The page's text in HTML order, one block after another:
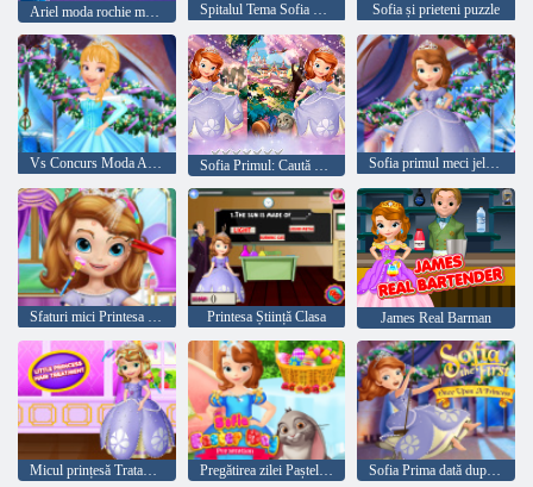
Ariel moda rochie magazin Spitalul Tema Sofia Crazy Sofia și prieteni puzzle
Vs Concurs Moda Amber Sofia Sofia primul meci jeleu de
Sfaturi mici Printesa Frumusete Printesa Știință Clasa James Real Barman
Micul prințesă Tratamentul părului Pregătirea zilei Paștelui de la Sofia Sofia Prima dată după o prințesă